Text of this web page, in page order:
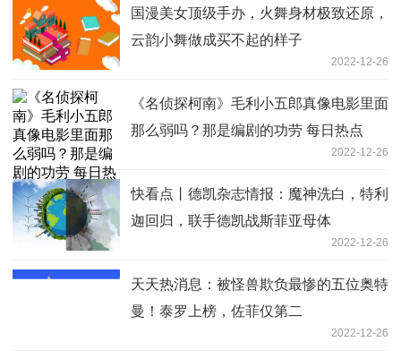
国漫美女顶级手办，火舞身材极致还原，
云韵小舞做成买不起的样子
2022-12-26
《名侦探柯南》毛利小五郎真像电影里面
那么弱吗？那是编剧的功劳 每日热点
2022-12-26
快看点丨德凯杂志情报：魔神洗白，特利
迦回归，联手德凯战斯菲亚母体
2022-12-26
天天热消息：被怪兽欺负最惨的五位奥特
曼！泰罗上榜，佐菲仅第二
2022-12-26